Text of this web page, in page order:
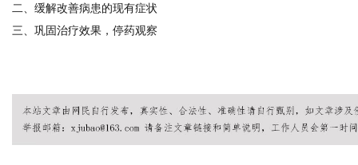
二、缓解改善病患的现有症状
三、巩固治疗效果，停药观察